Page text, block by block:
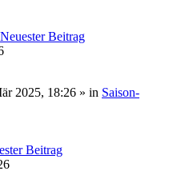
Neuester Beitrag
2025, 18:26 » in Saison-
Beitrag